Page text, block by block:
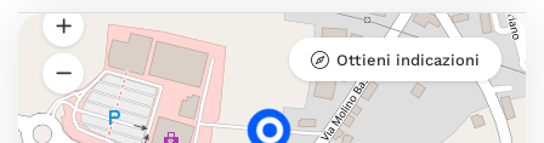
Ottieni indicazioni